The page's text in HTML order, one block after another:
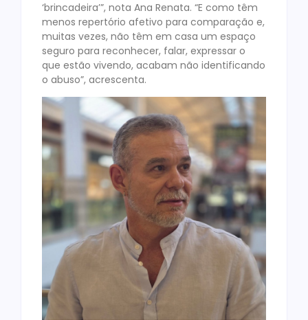
‘brincadeira’”, nota Ana Renata. “E como têm
menos repertório afetivo para comparação e,
muitas vezes, não têm em casa um espaço
seguro para reconhecer, falar, expressar o
que estão vivendo, acabam não identificando
o abuso”, acrescenta.